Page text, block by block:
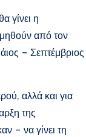
γίνει η
από τον
– Σεπτέμβριος
αλλά και για
της
– να γίνει τη